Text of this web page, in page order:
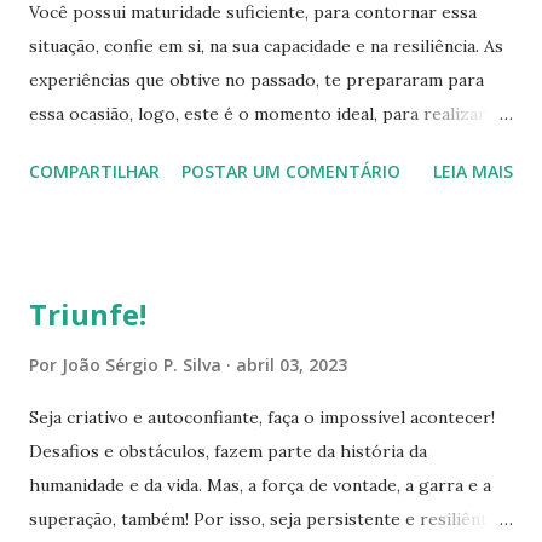
positividade, garra, disciplina e principalmente, ATITUDES.
Realize as modificações necessárias nesta etapa de
preparação. Batalhe até conseguir concretizar o seu
sonho. Ultrapasse todos os obstáculos, você possui todas
grande poder, que foi agraciado por Deus. Aflore o...
Você possui maturidade suficiente, para contornar essa
situação, confie em si, na sua capacidade e na resiliência. As
experiências que obtive no passado, te prepararam para
essa ocasião, logo, este é o momento ideal, para realizar a
edifique uma nova vitória! Você está capacitado! Seja
precisa estar em "evidência". Hoje é outra chance, reescreva
objetivo! Refaça seu destino. Rompa com as barreiras e
supere as expectativas, você é capaz de fazer coisas
extraordinárias e magníficas. Ninguém, nem mesmo você,
tem permissão para estabelecer limites, a inteligência que
COMPARTILHAR POSTAR UM COMENTÁRIO LEIA MAIS
Triunfe!
Por João Sérgio P. Silva abril 03, 2023
Seja criativo e autoconfiante, faça o impossível acontecer!
Desafios e obstáculos, fazem parte da história da
humanidade e da vida. Mas, a força de vontade, a garra e a
superação, também! Por isso, seja persistente e resiliênte.